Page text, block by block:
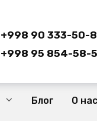
+998 90 333-50-
+998 95 854-58-
Блог О нас